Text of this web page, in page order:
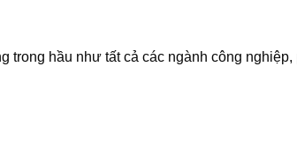
hầu như tất cả các ngành công nghiệp,